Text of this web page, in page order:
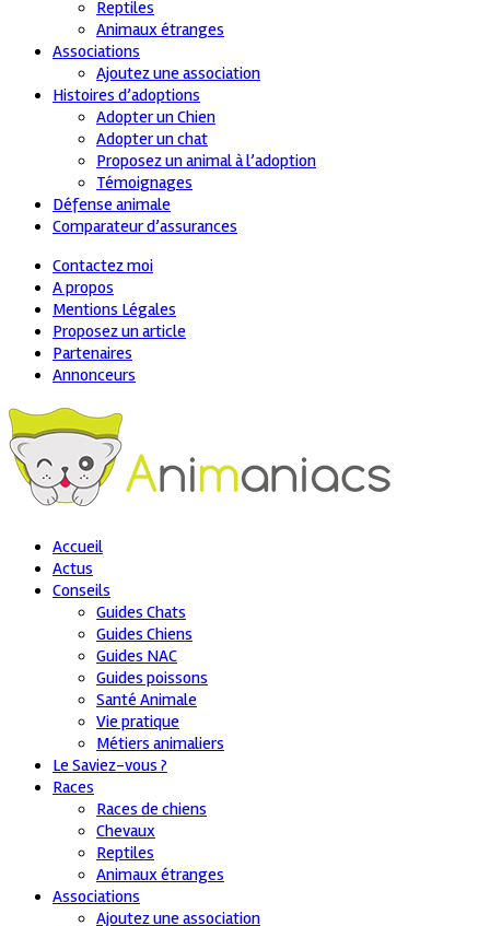
Reptiles
Animaux étranges
Associations
Ajoutez une association
Histoires d’adoptions
Adopter un Chien
Adopter un chat
Proposez un animal à l’adoption
Témoignages
Défense animale
Comparateur d’assurances
Contactez moi
A propos
Mentions Légales
Proposez un article
Partenaires
Annonceurs
Accueil
Actus
Conseils
Guides Chats
Guides Chiens
Guides NAC
Guides poissons
Santé Animale
Vie pratique
Métiers animaliers
Le Saviez-vous ?
Races
Races de chiens
Chevaux
Reptiles
Animaux étranges
Associations
Ajoutez une association